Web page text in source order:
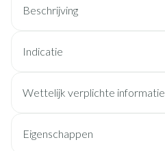
Beschrijving
Indicatie
Wettelijk verplichte informatie
Eigenschappen